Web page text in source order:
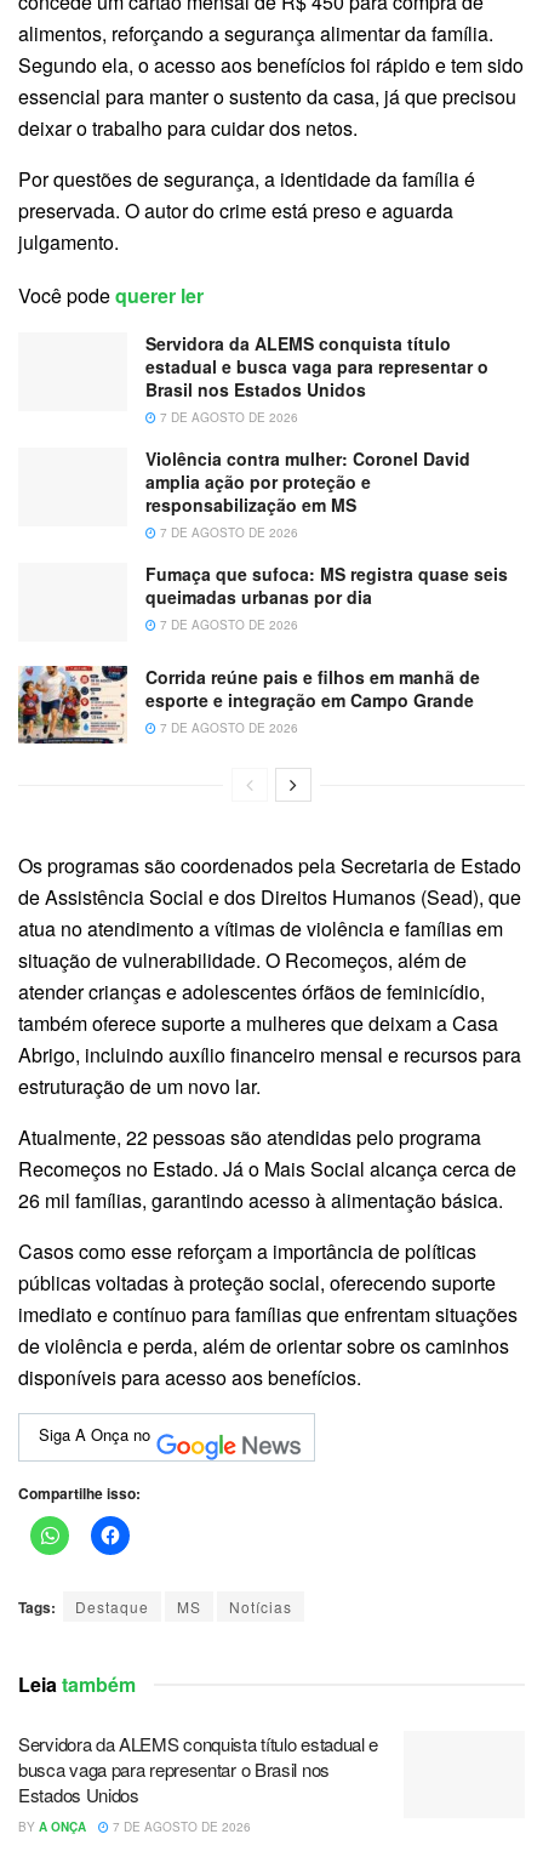
alimentos, reforçando a segurança alimentar da família.
Segundo ela, o acesso aos benefícios foi rápido e tem sido
essencial para manter o sustento da casa, já que precisou
deixar o trabalho para cuidar dos netos.
Por questões de segurança, a identidade da família é
preservada. O autor do crime está preso e aguarda
julgamento.
Você podequerer ler
Servidora da ALEMS conquista título
estadual e busca vaga para representar o
Brasil nos Estados Unidos
7 DE AGOSTO DE 2026
Violência contra mulher: Coronel David
amplia ação por proteção e
responsabilização em MS
7 DE AGOSTO DE 2026
Fumaça que sufoca: MS registra quase seis
queimadas urbanas por dia
7 DE AGOSTO DE 2026
Corrida reúne pais e filhos em manhã de
esporte e integração em Campo Grande
7 DE AGOSTO DE 2026
Os programas são coordenados pela Secretaria de Estado
de Assistência Social e dos Direitos Humanos (Sead), que
atua no atendimento a vítimas de violência e famílias em
situação de vulnerabilidade. O Recomeços, além de
atender crianças e adolescentes órfãos de feminicídio,
também oferece suporte a mulheres que deixam a Casa
Abrigo, incluindo auxílio financeiro mensal e recursos para
estruturação de um novo lar.
Atualmente, 22 pessoas são atendidas pelo programa
Recomeços no Estado. Já o Mais Social alcança cerca de
26 mil famílias, garantindo acesso à alimentação básica.
Casos como esse reforçam a importância de políticas
públicas voltadas à proteção social, oferecendo suporte
imediato e contínuo para famílias que enfrentam situações
de violência e perda, além de orientar sobre os caminhos
disponíveis para acesso aos benefícios.
Siga A Onça no
Compartilhe isso:
Tags: Destaque MS Notícias
Leiatambém
Servidora da ALEMS conquista título estadual e
busca vaga para representar o Brasil nos
Estados Unidos
BY A ONÇA 7 DE AGOSTO DE 2026